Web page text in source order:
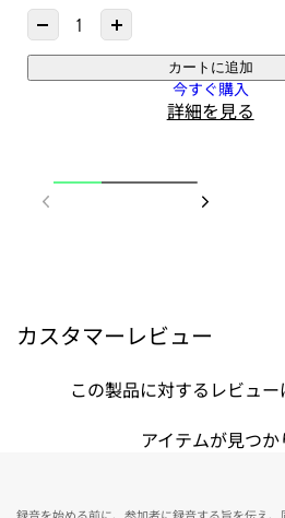
数量を減らす {{ product }}
数量を増やす {{ product }}
カートに追加
今すぐ購入
詳細を見る
カスタマーレビュー
この製品に対するレビュ
アイテムが見つか